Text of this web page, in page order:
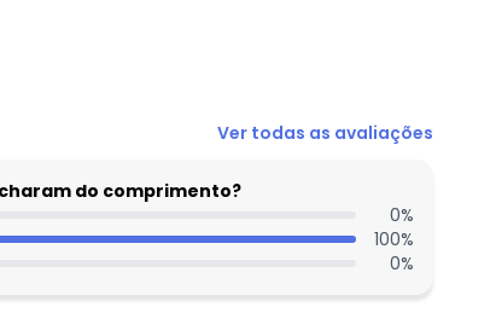
N/D*
R$ 59,99
N/D*
N/D*
R$ 44,99
Ver todas as avaliações
do comprimento?
0%
100%
0%